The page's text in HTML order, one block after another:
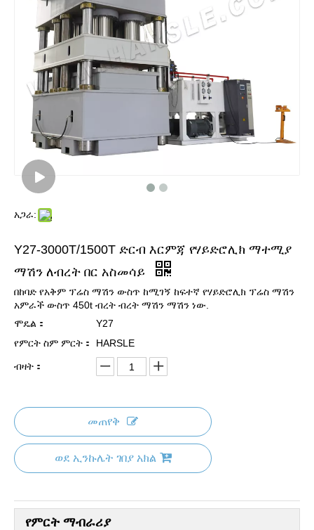
አጋራ:
Y27-3000T/1500T ድርብ እርምጃ የሃይድሮሊክ ማተሚያ
ማሽን ለብረት በር አስመሳይ
በከባድ የአቅም ፕሬስ ማሽን ውስጥ ከሚገኝ ከፍተኛ የሃይድሮሊክ ፕሬስ ማሽን
አምራች ውስጥ 450t ብረት ብረት ማሽን ማሽን ነው.
ሞዴል：
Y27
የምርት ስም ምርት：
HARSLE
ብዛት：
መጠየቅ
ወደ ኢንኩሌት ገበያ አክል
የምርት ማብራሪያ